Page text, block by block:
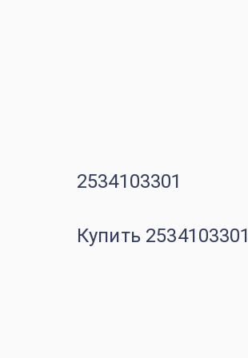
2534103301
Купить 2534103301